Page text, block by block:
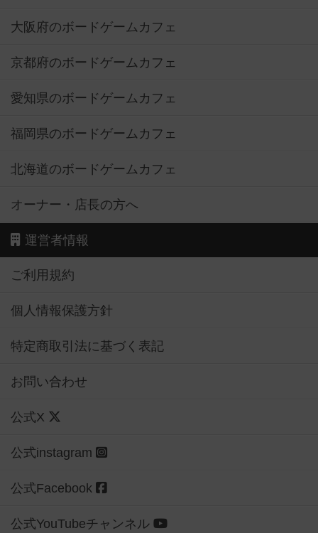
大阪府のボードゲームカフェ
京都府のボードゲームカフェ
愛知県のボードゲームカフェ
福岡県のボードゲームカフェ
北海道のボードゲームカフェ
オーナー・店長の方へ
運営者情報
ご利用規約
個人情報保護方針
特定商取引法に基づく表記
お問い合わせ
公式X
公式instagram
公式Facebook
公式YouTubeチャンネル